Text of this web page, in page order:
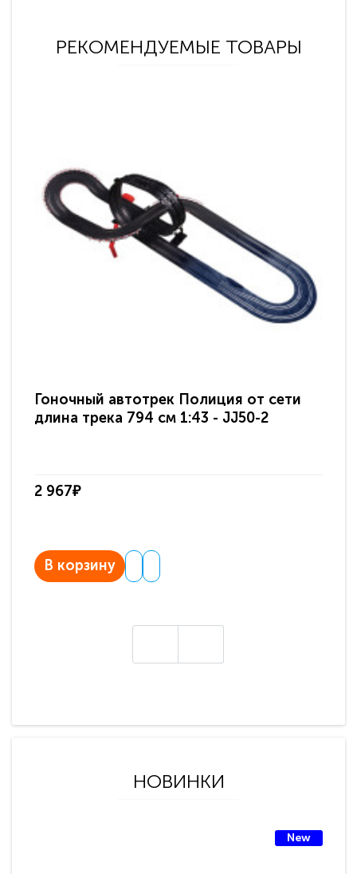
РЕКОМЕНДУЕМЫЕ ТОВАРЫ
Гоночный автотрек Полиция от сети
длина трека 794 см 1:43 - JJ50-2
2 967₽
В корзину
НОВИНКИ
New